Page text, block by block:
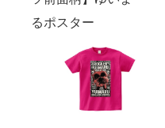
るポスター